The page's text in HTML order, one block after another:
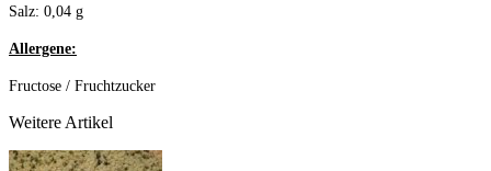
Salz: 0,04 g
Allergene:
Fructose / Fruchtzucker
Weitere Artikel